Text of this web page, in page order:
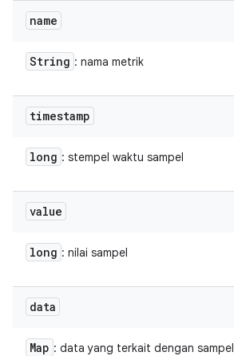
name
String : nama metrik
timestamp
long : stempel waktu sampel
value
long : nilai sampel
data
Map : data yang terkait dengan sampel